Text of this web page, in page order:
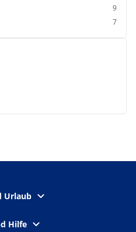
9
7
Urlaub
Hilfe